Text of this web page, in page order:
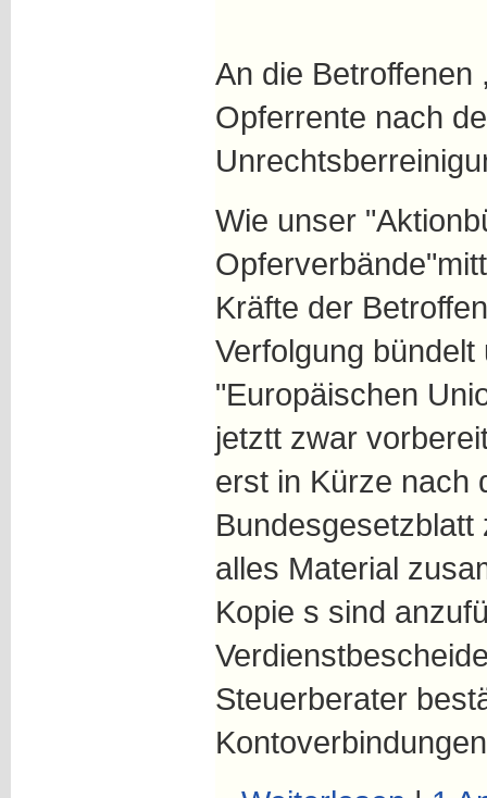
An die Betroffenen
Opferrente nach
Wie unser
Kräfte der
Verfolgung
"Europäischen
jetztt zwar
erst in Kürze nach
alles Material
Kopie s sind
Steuerberater
Kontoverbindungen